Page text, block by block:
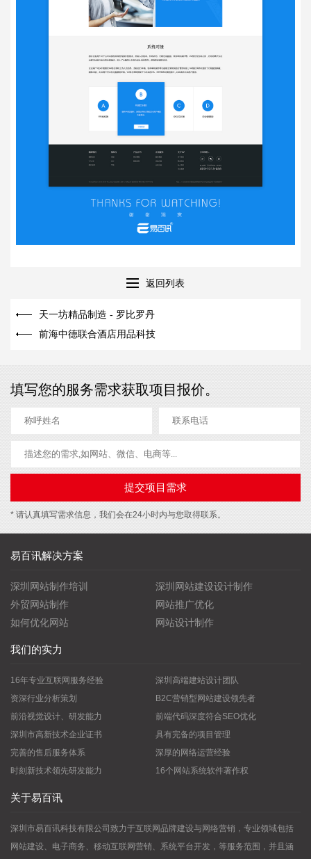
返回列表
天一坊精品制造 - 罗比罗丹
前海中德联合酒店用品科技
填写您的服务需求获取项目报价。
* 请认真填写需求信息，我们会在24小时内与您取得联系。
易百讯解决方案
深圳网站制作培训
深圳网站建设设计制作
外贸网站制作
网站推广优化
如何优化网站
网站设计制作
我们的实力
16年专业互联网服务经验
深圳高端建站设计团队
资深行业分析策划
B2C营销型网站建设领先者
前沿视觉设计、研发能力
前端代码深度符合SEO优化
深圳市高新技术企业证书
具有完备的项目管理
完善的售后服务体系
深厚的网络运营经验
时刻新技术领先研发能力
16个网站系统软件著作权
关于易百讯
深圳市易百讯科技有限公司致力于互联网品牌建设与网络营销，专业领域包括
网站建设、电子商务、移动互联网营销、系统平台开发，等服务范围，并且涵